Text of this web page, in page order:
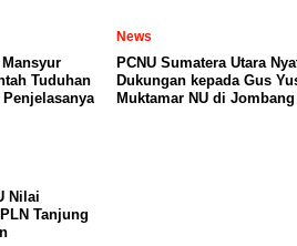
Mansyur
Tuduhan
News
PCNU Sumatera Utara
Dukungan kepada Gus
Muktamar NU di Jombang
Nilai
Tanjung